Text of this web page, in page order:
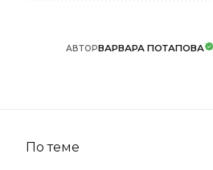
АВТОРВАРВАРА ПОТАПОВА
По теме